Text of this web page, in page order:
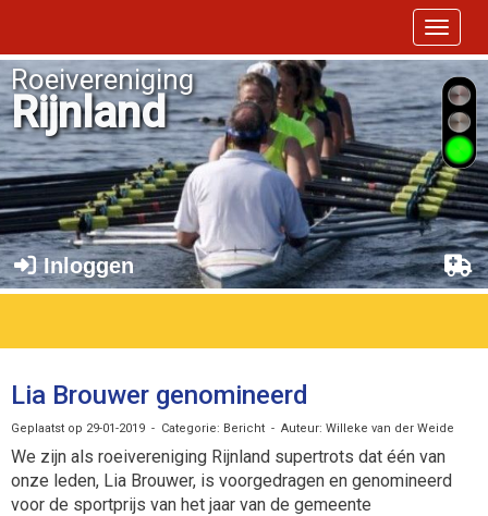
Toggle
Roeivereniging
Rijnland
Inloggen
Lia Brouwer genomineerd
Geplaatst op 29-01-2019 - Categorie: Bericht - Auteur: Willeke van der Weide
We zijn als roeivereniging Rijnland supertrots dat één van
onze leden, Lia Brouwer, is voorgedragen en genomineerd
voor de sportprijs van het jaar van de gemeente